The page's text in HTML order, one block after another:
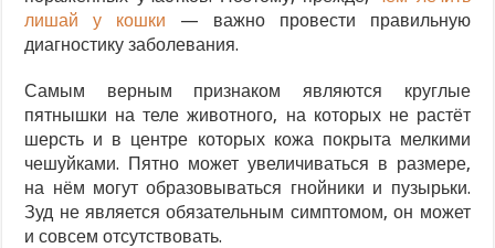
лишай у кошки — важно провести правильную
диагностику заболевания.
Самым верным признаком являются круглые
пятнышки на теле животного, на которых не растёт
шерсть и в центре которых кожа покрыта мелкими
чешуйками. Пятно может увеличиваться в размере,
на нём могут образовываться гнойники и пузырьки.
Зуд не является обязательным симптомом, он может
и совсем отсутствовать.